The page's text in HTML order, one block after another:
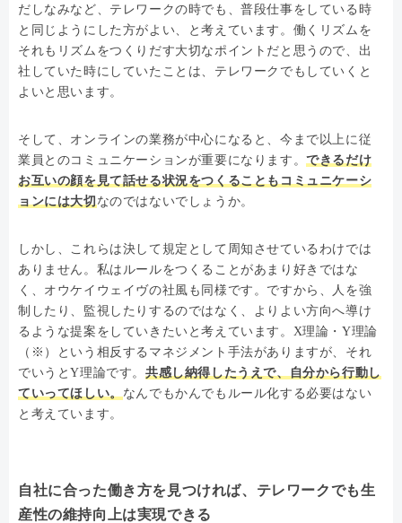
だしなみなど、テレワークの時でも、普段仕事をしている時
と同じようにした方がよい、と考えています。働くリズムを
それもリズムをつくりだす大切なポイントだと思うので、出
社していた時にしていたことは、テレワークでもしていくと
よいと思います。
そして、オンラインの業務が中心になると、今まで以上に従
業員とのコミュニケーションが重要になります。できるだけ
お互いの顔を見て話せる状況をつくることもコミュニケーシ
ョンには大切なのではないでしょうか。
しかし、これらは決して規定として周知させているわけでは
ありません。私はルールをつくることがあまり好きではな
く、オウケイウェイヴの社風も同様です。ですから、人を強
制したり、監視したりするのではなく、よりよい方向へ導け
るような提案をしていきたいと考えています。X理論・Y理論
（※）という相反するマネジメント手法がありますが、それ
でいうとY理論です。 共感し納得したうえで、自分から行動し
ていってほしい。なんでもかんでもルール化する必要はない
と考えています。
自社に合った働き方を見つければ、テレワークでも生
産性の維持向上は実現できる